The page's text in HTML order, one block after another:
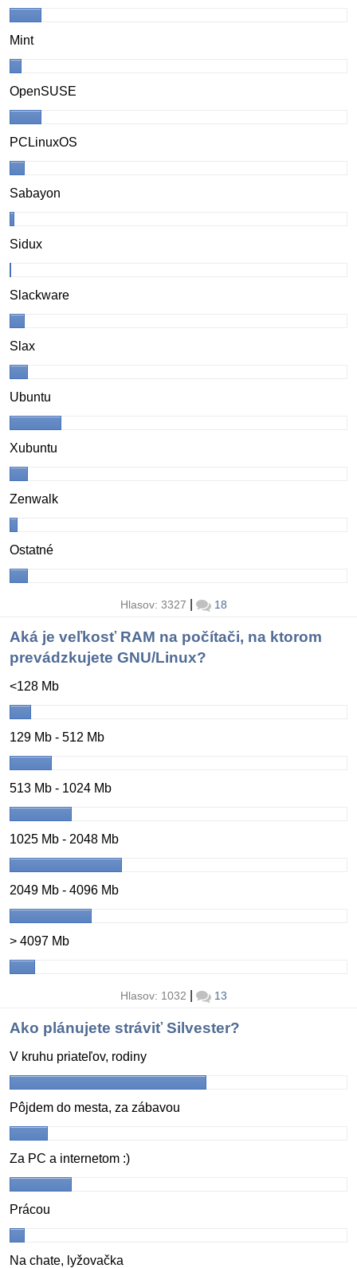
Mint
OpenSUSE
PCLinuxOS
Sabayon
Sidux
Slackware
Slax
Ubuntu
Xubuntu
Zenwalk
Ostatné
Hlasov: 3327 | 18
Aká je veľkosť RAM na počítači, na ktorom
prevádzkujete GNU/Linux?
<128 Mb
129 Mb - 512 Mb
513 Mb - 1024 Mb
1025 Mb - 2048 Mb
2049 Mb - 4096 Mb
> 4097 Mb
Hlasov: 1032 | 13
Ako plánujete stráviť Silvester?
V kruhu priateľov, rodiny
Pôjdem do mesta, za zábavou
Za PC a internetom :)
Prácou
Na chate, lyžovačka